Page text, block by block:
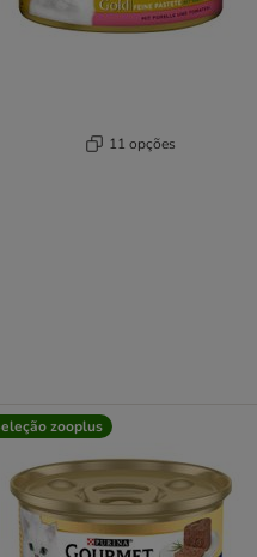
11 opções
zooplus